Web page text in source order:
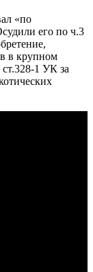
«по
его по ч.3
в крупном
1 УК за